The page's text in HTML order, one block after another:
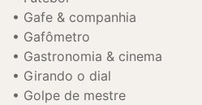
Gafe & companhia
Gafômetro
Gastronomia & cinema
Girando o dial
Golpe de mestre